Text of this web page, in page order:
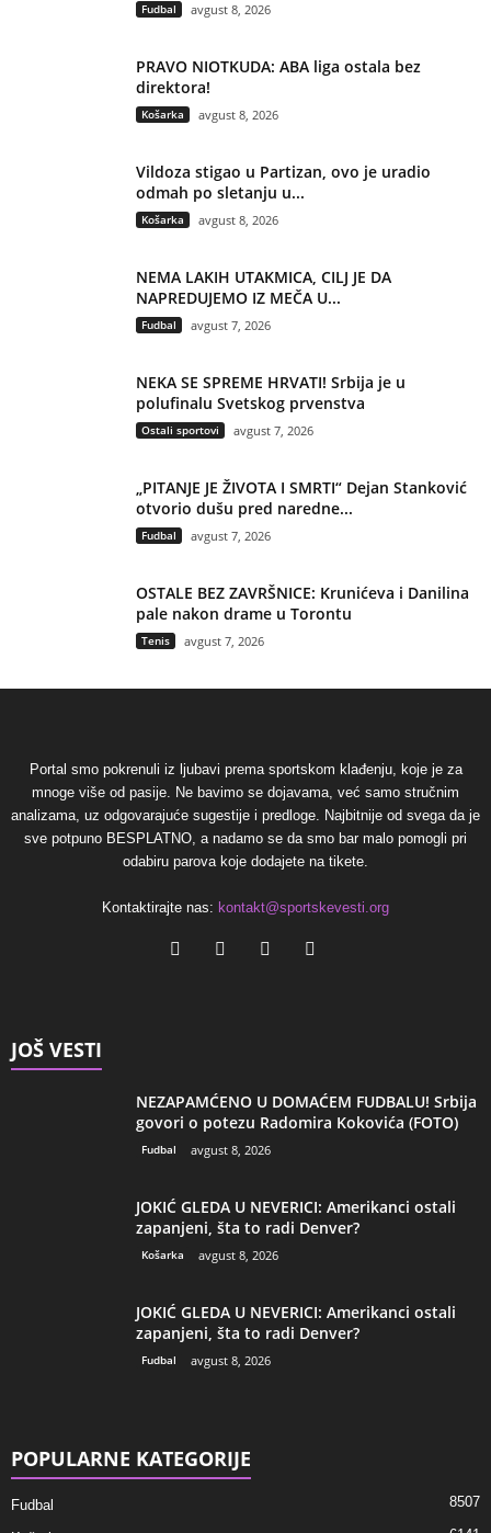
Fudbal avgust 8, 2026
PRAVO NIOTKUDA: ABA liga ostala bez
direktora!
Košarka avgust 8, 2026
Vildoza stigao u Partizan, ovo je uradio
odmah po sletanju u...
Košarka avgust 8, 2026
NEMA LAKIH UTAKMICA, CILJ JE DA
NAPREDUJEMO IZ MEČA U...
Fudbal avgust 7, 2026
NEKA SE SPREME HRVATI! Srbija je u
polufinalu Svetskog prvenstva
Ostali sportovi avgust 7, 2026
„PITANJE JE ŽIVOTA I SMRTI“ Dejan Stanković
otvorio dušu pred naredne...
Fudbal avgust 7, 2026
OSTALE BEZ ZAVRŠNICE: Krunićeva i Danilina
pale nakon drame u Torontu
Tenis avgust 7, 2026
Portal smo pokrenuli iz ljubavi prema sportskom klađenju, koje je za
mnoge više od pasije. Ne bavimo se dojavama, već samo stručnim
analizama, uz odgovarajuće sugestije i predloge. Najbitnije od svega da je
sve potpuno BESPLATNO, a nadamo se da smo bar malo pomogli pri
odabiru parova koje dodajete na tikete.
Kontaktirajte nas: kontakt@sportskevesti.org
JOŠ VESTI
NEZAPAMĆENO U DOMAĆEM FUDBALU! Srbija
govori o potezu Radomira Kokovića (FOTO)
Fudbal avgust 8, 2026
JOKIĆ GLEDA U NEVERICI: Amerikanci ostali
zapanjeni, šta to radi Denver?
Košarka avgust 8, 2026
JOKIĆ GLEDA U NEVERICI: Amerikanci ostali
zapanjeni, šta to radi Denver?
Fudbal avgust 8, 2026
POPULARNE KATEGORIJE
Fudbal 8507